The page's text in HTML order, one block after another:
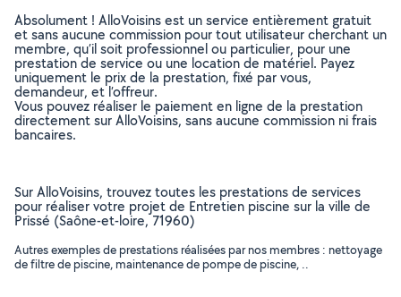
Absolument ! AlloVoisins est un service entièrement gratuit
et sans aucune commission pour tout utilisateur cherchant un
membre, qu’il soit professionnel ou particulier, pour une
prestation de service ou une location de matériel. Payez
uniquement le prix de la prestation, fixé par vous,
demandeur, et l’offreur.
Vous pouvez réaliser le paiement en ligne de la prestation
directement sur AlloVoisins, sans aucune commission ni frais
bancaires.
Sur AlloVoisins, trouvez toutes les prestations de services
pour réaliser votre projet de Entretien piscine sur la ville de
Prissé (Saône-et-loire, 71960)
Autres exemples de prestations réalisées par nos membres : nettoyage
de filtre de piscine, maintenance de pompe de piscine, ..